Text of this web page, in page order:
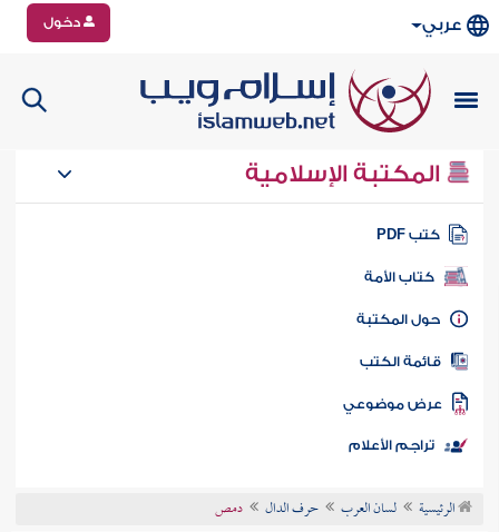
عربي دخول
المكتبة الإسلامية
كتب PDF
كتاب الأمة
المكتبة
الكتب
موضوعي
تراجم الأعلام
الرئيسية لسان العرب حرف الدال دمص